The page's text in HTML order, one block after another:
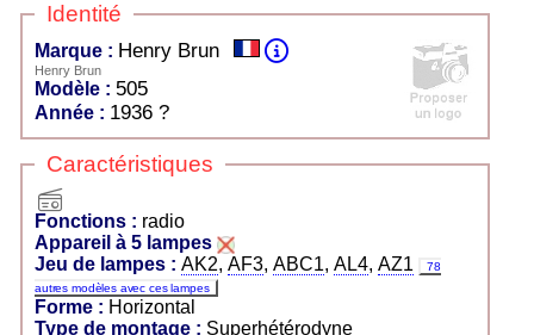
Identité
Marque : Henry Brun
Henry Brun
Modèle : 505
Année : 1936 ?
Caractéristiques
Fonctions : radio
Appareil à 5 lampes
Jeu de lampes : AK2, AF3, ABC1, AL4, AZ1
78
autres modèles avec ces lampes
Forme : Horizontal
Type de montage : Superhétérodyne